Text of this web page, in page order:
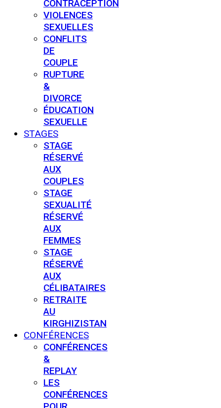
CONTRACEPTION
VIOLENCES
SEXUELLES
CONFLITS
DE
COUPLE
RUPTURE
&
DIVORCE
ÉDUCATION
SEXUELLE
STAGES
STAGE
RÉSERVÉ
AUX
COUPLES
STAGE
SEXUALITÉ
RÉSERVÉ
AUX
FEMMES
STAGE
RÉSERVÉ
AUX
CÉLIBATAIRES
RETRAITE
AU
KIRGHIZISTAN
CONFÉRENCES
CONFÉRENCES
&
REPLAY
LES
CONFÉRENCES